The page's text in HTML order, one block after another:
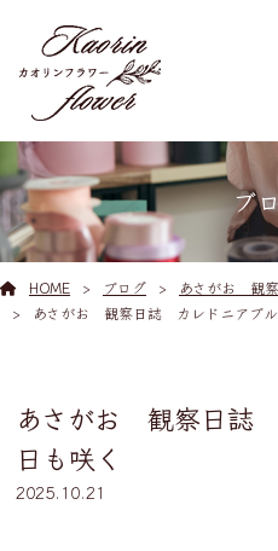
ブ
HOME ブログ
あさがお 観
あさがお 観察日誌 カレドニアブル
あさがお 観察日誌
日も咲く
2025.10.21